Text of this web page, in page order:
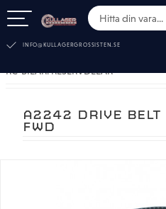
INFO@KULLAGERGROSSISTEN.SE
RC-BILAR. RESERVDELAR
A2242 DRIVE BELT
FWD